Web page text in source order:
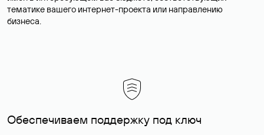
тематике вашего интернет-проекта или направлению
бизнеса.
Обеспечиваем поддержку под ключ